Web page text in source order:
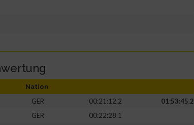
Nation
GER 00:21:12.2
01:53:45.2
GER
00:22:28.1